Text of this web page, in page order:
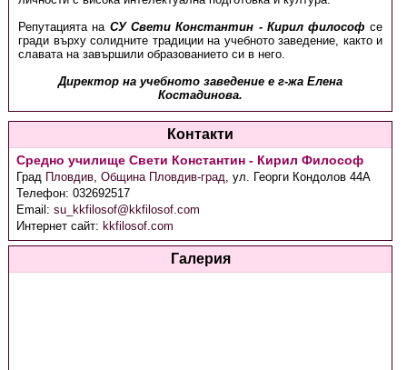
Репутацията на СУ Свети Константин - Кирил философ се
гради върху солидните традиции на учебното заведение, както и
славата на завършили образованието си в него.
Директор на учебното заведение е г-жа Елена
Костадинова.
Контакти
Средно училище Свети Константин - Кирил Философ
Град Пловдив ,Община Пловдив-град ,ул. Георги Кондолов 44А
Телефон:032692517
Email:su_kkfilosof@kkfilosof.com
Интернет сайт: kkfilosof.com
Галерия